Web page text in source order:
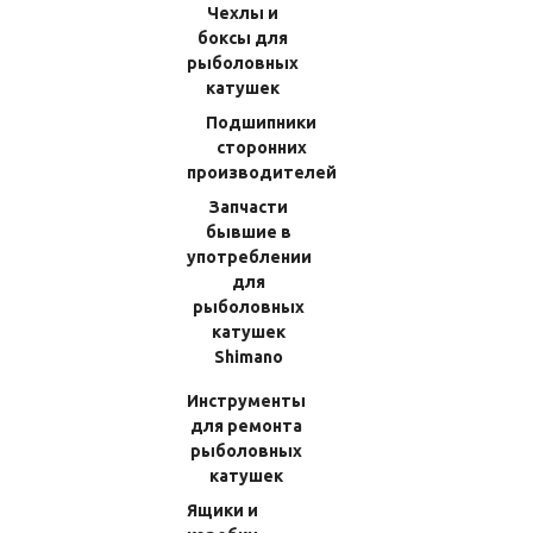
Оборудование для катеров
Катушки троллинговые
Катушки рыболовные бывшие в употреблении
Катушки мультипликаторные (бейткастинговые)
Катушки безынерционные
Средства для ухода за рыболовными катушками
Инструмент и запчасти для ремонта лодочных моторов
Инструмент и оборудование для автомобилей
Чехлы и
боксы для
рыболовных
катушек
Подшипники
сторонних
производителей
Запчасти
бывшие в
употреблении
для
рыболовных
катушек
Shimano
Инструменты
для ремонта
рыболовных
катушек
Ящики и